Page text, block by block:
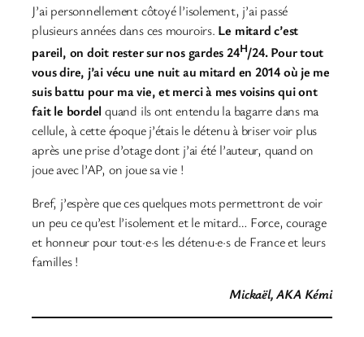
J’ai personnellement côtoyé l’isolement, j’ai passé
plusieurs années dans ces mouroirs. Le mitard c’est
pareil, on doit rester sur nos gardes 24H/24. Pour tout
vous dire, j’ai vécu une nuit au mitard en 2014 où je me
suis battu pour ma vie, et merci à mes voisins qui ont
fait le bordelquand ils ont entendu la bagarre dans ma
cellule, à cette époque j’étais le détenu à briser voir plus
après une prise d’otage dont j’ai été l’auteur, quand on
joue avec l’AP, on joue sa vie !
Bref, j’espère que ces quelques mots permettront de voir
un peu ce qu’est l’isolement et le mitard… Force, courage
et honneur pour tout·e·s les détenu·e·s de France et leurs
familles !
Mickaël, AKA Kémi